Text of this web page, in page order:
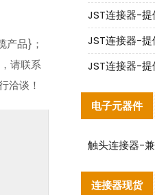
产品}；
请联系
洽谈！
电子元器件
连接器现货